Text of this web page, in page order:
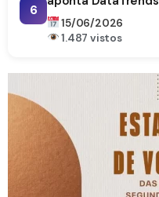
6
15/06/2026
1.487 vistos